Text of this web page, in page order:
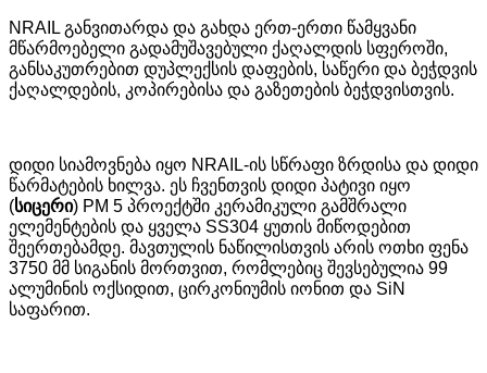
NRAIL განვითარდა და გახდა ერთ-ერთი წამყვანი
მწარმოებელი გადამუშავებული ქაღალდის სფეროში,
განსაკუთრებით დუპლექსის დაფების, საწერი და ბეჭდვის
ქაღალდების, კოპირებისა და გაზეთების ბეჭდვისთვის.
დიდი სიამოვნება იყო NRAIL-ის სწრაფი ზრდისა და დიდი
წარმატების ხილვა. ეს ჩვენთვის დიდი პატივი იყო
(სიცერი) PM 5 პროექტში კერამიკული გამშრალი
ელემენტების და ყველა SS304 ყუთის მიწოდებით
შეერთებამდე. მავთულის ნაწილისთვის არის ოთხი ფენა
3750 მმ სიგანის მორთვით, რომლებიც შევსებულია 99
ალუმინის ოქსიდით, ცირკონიუმის იონით და SiN
საფარით.